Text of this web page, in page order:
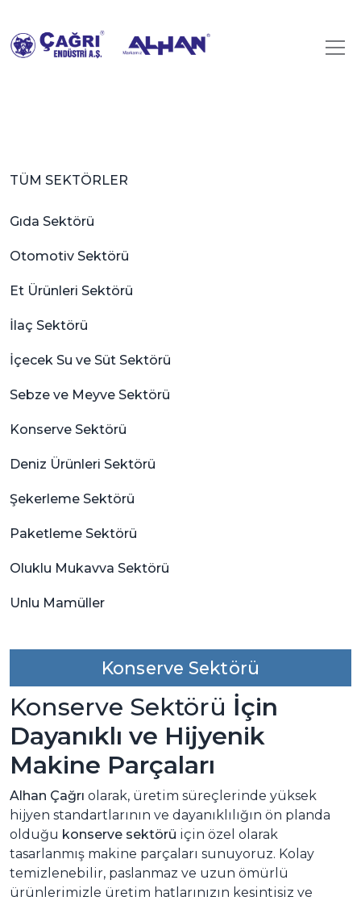
TÜM SEKTÖRLER
Gıda Sektörü
Otomotiv Sektörü
Et Ürünleri Sektörü
İlaç Sektörü
İçecek Su ve Süt Sektörü
Sebze ve Meyve Sektörü
Konserve Sektörü
Deniz Ürünleri Sektörü
Şekerleme Sektörü
Paketleme Sektörü
Oluklu Mukavva Sektörü
Unlu Mamüller
Konserve Sektörü
Konserve Sektörü İçin
Dayanıklı ve Hijyenik
Makine Parçaları
Alhan Çağrı olarak, üretim süreçlerinde yüksek
hijyen standartlarının ve dayanıklılığın ön planda
olduğu konserve sektörü için özel olarak
tasarlanmış makine parçaları sunuyoruz. Kolay
temizlenebilir, paslanmaz ve uzun ömürlü
ürünlerimizle üretim hatlarınızın kesintisiz ve